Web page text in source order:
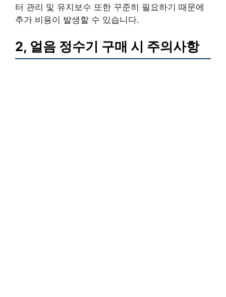
터 관리 및 유지보수 또한 꾸준히 필요하기 때문에
추가 비용이 발생할 수 있습니다.
2, 얼음 정수기 구매 시 주의사항